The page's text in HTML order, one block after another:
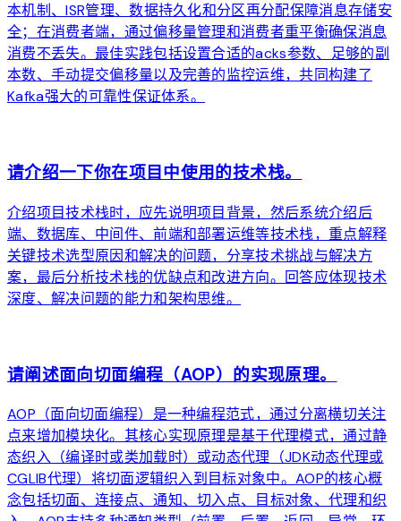
本机制、ISR管理、数据持久化和分区再分配保障消息存储安
全；在消费者端，通过偏移量管理和消费者重平衡确保消息
消费不丢失。最佳实践包括设置合适的acks参数、足够的副
本数、手动提交偏移量以及完善的监控运维，共同构建了
Kafka强大的可靠性保证体系。
请介绍一下你在项目中使用的技术栈。
介绍项目技术栈时，应先说明项目背景，然后系统介绍后
端、数据库、中间件、前端和部署运维等技术栈，重点解释
关键技术选型原因和解决的问题，分享技术挑战与解决方
案，最后分析技术栈的优缺点和改进方向。回答应体现技术
深度、解决问题的能力和架构思维。
请阐述面向切面编程（AOP）的实现原理。
AOP（面向切面编程）是一种编程范式，通过分离横切关注
点来增加模块化。其核心实现原理是基于代理模式，通过静
态织入（编译时或类加载时）或动态代理（JDK动态代理或
CGLIB代理）将切面逻辑织入到目标对象中。AOP的核心概
念包括切面、连接点、通知、切入点、目标对象、代理和织